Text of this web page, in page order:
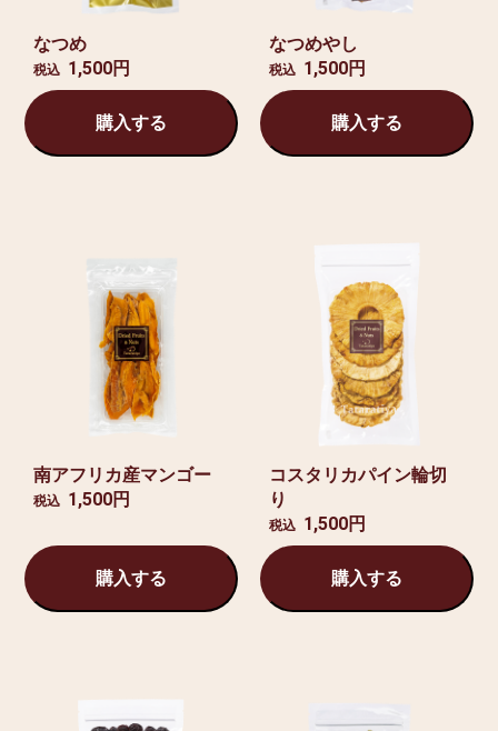
なつめ
税込 1,500円
購入する
なつめやし
税込 1,500円
購入する
南アフリカ産マンゴー
税込 1,500円
購入する
コスタリカパイン輪切
り
税込 1,500円
購入する